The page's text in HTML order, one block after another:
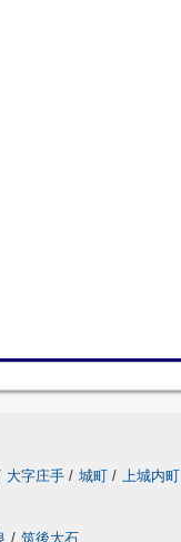
大字庄手 / 城町 / 上城内町
/ 筑後大石